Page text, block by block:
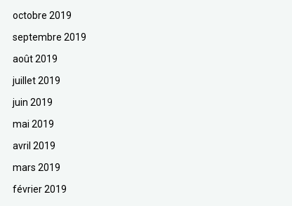
octobre 2019
septembre 2019
août 2019
juillet 2019
juin 2019
mai 2019
avril 2019
mars 2019
février 2019